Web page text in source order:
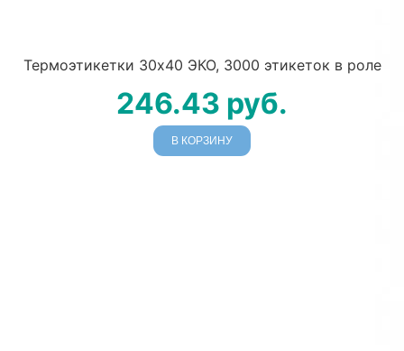
Термоэтикетки 30х40 ЭКО, 3000 этикеток в роле
246.43 руб.
В КОРЗИНУ